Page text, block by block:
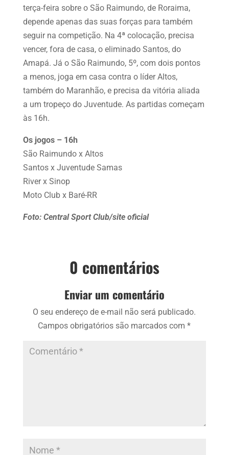
terça-feira sobre o São Raimundo, de Roraima,
depende apenas das suas forças para também
seguir na competição. Na 4ª colocação, precisa
vencer, fora de casa, o eliminado Santos, do
Amapá. Já o São Raimundo, 5º, com dois pontos
a menos, joga em casa contra o líder Altos,
também do Maranhão, e precisa da vitória aliada
a um tropeço do Juventude. As partidas começam
às 16h.
Os jogos – 16h
São Raimundo x Altos
Santos x Juventude Samas
River x Sinop
Moto Club x Baré-RR
Foto: Central Sport Club/site oficial
0 comentários
Enviar um comentário
O seu endereço de e-mail não será publicado.
Campos obrigatórios são marcados com*